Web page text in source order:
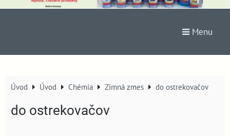
Menu
Úvod Úvod Chémia Zimná zmes do ostrekovačov
do ostrekovačov